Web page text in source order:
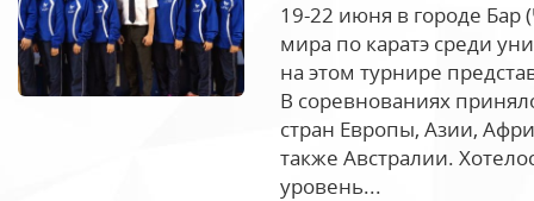
19-22 июня в городе Бар
мира по каратэ среди
на этом турнире
В соревнованиях
стран Европы, Азии,
также Австралии.
уровень...